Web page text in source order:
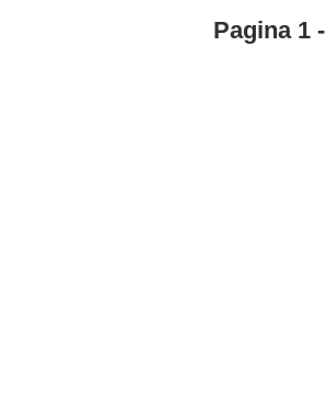
Pagina 1 -